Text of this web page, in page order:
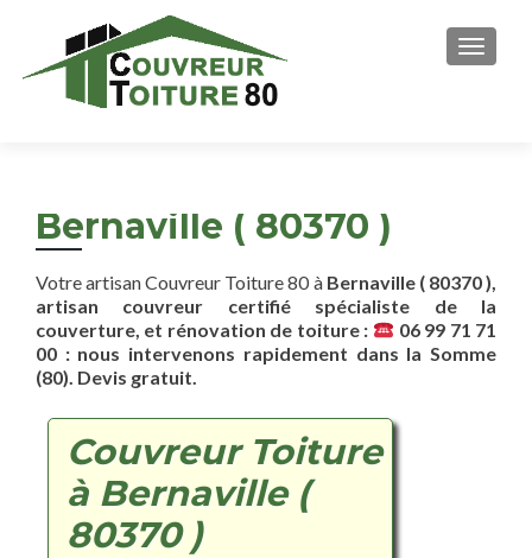
Bernaville ( 80370 )
Votre artisan Couvreur Toiture 80 à Bernaville ( 80370 ),
artisan couvreur certifié spécialiste de la
couverture, et rénovation de toiture :
06 99 71 71
00 : nous intervenons rapidement dans la Somme
(80). Devis gratuit.
Couvreur Toiture
à Bernaville (
80370 )